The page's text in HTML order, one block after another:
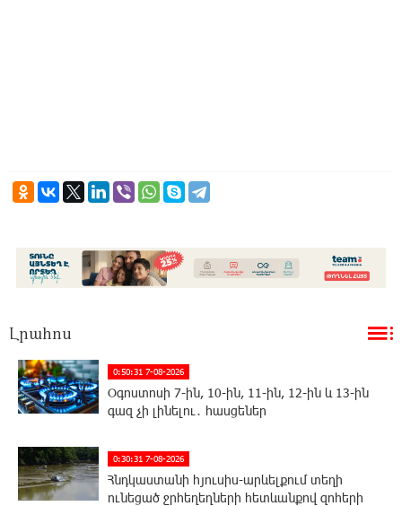
Լրահոս
0:50:31 7-08-2026
Օգոստոսի 7-ին, 10-ին, 11-ին, 12-ին և 13-ին
գազ չի լինելու․ հասցեներ
0:30:31 7-08-2026
Հնդկաստանի հյուսիս-արևելքում տեղի
ունեցած ջրհեղեղների հետևանքով զոհերի